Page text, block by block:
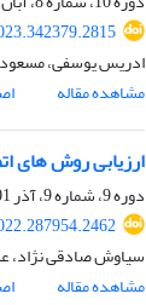
ادریس یوسفی،
مشاهده مقاله
ارزیابی روش های
دوره 9، شماره 9، آذر 1401، صفحه
سیاوش صادقی نژاد،
مشاهده مقاله